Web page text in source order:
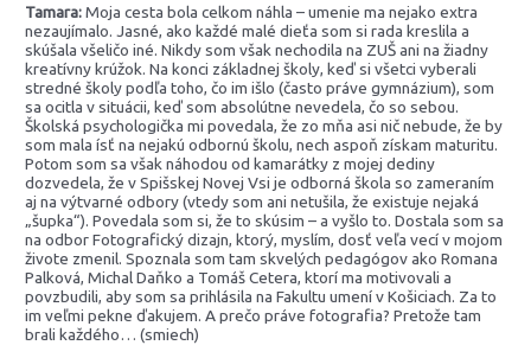
Tamara:Moja cesta bola celkom náhla – umenie ma nejako extra
nezaujímalo. Jasné, ako každé malé dieťa som si rada kreslila a
skúšala všeličo iné. Nikdy som však nechodila na ZUŠ ani na žiadny
kreatívny krúžok. Na konci základnej školy, keď si všetci vyberali
stredné školy podľa toho, čo im išlo (často práve gymnázium), som
sa ocitla v situácii, keď som absolútne nevedela, čo so sebou.
Školská psychologička mi povedala, že zo mňa asi nič nebude, že by
som mala ísť na nejakú odbornú školu, nech aspoň získam maturitu.
Potom som sa však náhodou od kamarátky z mojej dediny
dozvedela, že v Spišskej Novej Vsi je odborná škola so zameraním
aj na výtvarné odbory (vtedy som ani netušila, že existuje nejaká
„šupka“). Povedala som si, že to skúsim – a vyšlo to. Dostala som sa
na odbor Fotografický dizajn, ktorý, myslím, dosť veľa vecí v mojom
živote zmenil. Spoznala som tam skvelých pedagógov ako Romana
Palková, Michal Daňko a Tomáš Cetera, ktorí ma motivovali a
povzbudili, aby som sa prihlásila na Fakultu umení v Košiciach. Za to
im veľmi pekne ďakujem. A prečo práve fotografia? Pretože tam
brali každého… (smiech)